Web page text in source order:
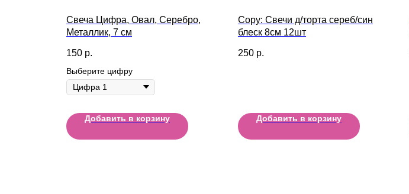
Свеча Цифра, Овал, Серебро,
Металлик, 7 см
150 р.
Выберите цифру
Добавить в корзину
Copy: Свечи д/торта сереб/син
блеск 8см 12шт
250 р.
Добавить в корзину